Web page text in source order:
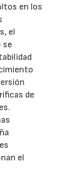
en los
el
se
de
el